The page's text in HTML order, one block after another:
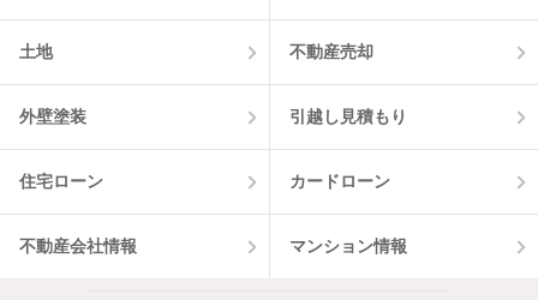
土地 不動産売却
外壁塗装 引越し見積もり
住宅ローン カードローン
不動産会社情報 マンション情報